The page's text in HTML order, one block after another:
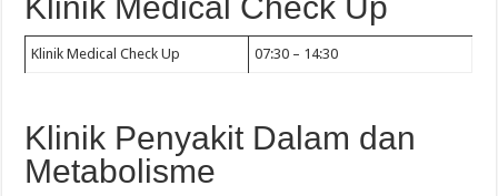
Klinik Medical Check Up 07:30 – 14:30
Klinik Penyakit Dalam dan
Metabolisme